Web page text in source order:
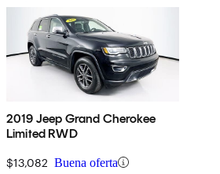
2019 Jeep Grand Cherokee
Limited RWD
$13,082 Buena oferta